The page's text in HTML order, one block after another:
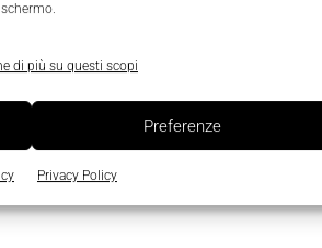
di più su questi scopi
Preferenze
Privacy Policy